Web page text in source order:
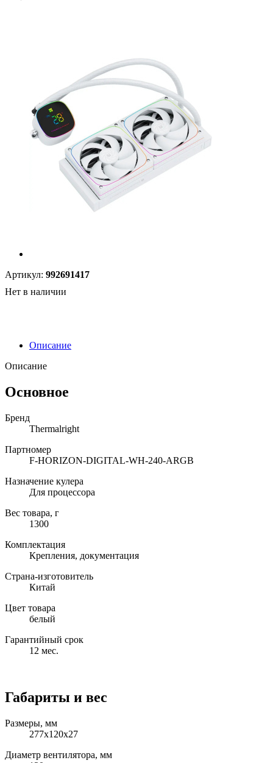
Артикул: 992691417
Нет в наличии
Описание
Описание
Основное
Бренд
Thermalright
Партномер
F-HORIZON-DIGITAL-WH-240-ARGB
Назначение кулера
Для процессора
Вес товара, г
1300
Комплектация
Крепления, документация
Страна-изготовитель
Китай
Цвет товара
белый
Гарантийный срок
12 мес.
Габариты и вес
Размеры, мм
277x120x27
Диаметр вентилятора, мм